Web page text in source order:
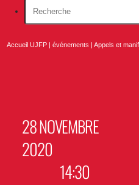
Accueil UJFP |événements |Appels et
28 NOVEMBRE
2020
14:30